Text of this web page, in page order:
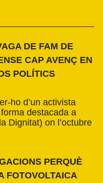
DE FAM DE
CAP AVENÇ EN
POLÍTICS
ho d’un activista
destacada a
Dignitat) on l’octubre
PERQUÈ
FOTOVOLTAICA